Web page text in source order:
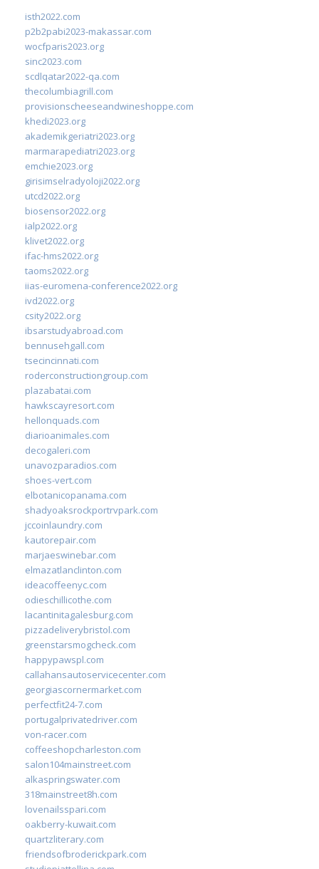
isth2022.com
p2b2pabi2023-makassar.com
wocfparis2023.org
sinc2023.com
scdlqatar2022-qa.com
thecolumbiagrill.com
provisionscheeseandwineshoppe.com
khedi2023.org
akademikgeriatri2023.org
marmarapediatri2023.org
emchie2023.org
girisimselradyoloji2022.org
utcd2022.org
biosensor2022.org
ialp2022.org
klivet2022.org
ifac-hms2022.org
taoms2022.org
iias-euromena-conference2022.org
ivd2022.org
csity2022.org
ibsarstudyabroad.com
bennusehgall.com
tsecincinnati.com
roderconstructiongroup.com
plazabatai.com
hawkscayresort.com
hellonquads.com
diarioanimales.com
decogaleri.com
unavozparadios.com
shoes-vert.com
elbotanicopanama.com
shadyoaksrockportrvpark.com
jccoinlaundry.com
kautorepair.com
marjaeswinebar.com
elmazatlanclinton.com
ideacoffeenyc.com
odieschillicothe.com
lacantinitagalesburg.com
pizzadeliverybristol.com
greenstarsmogcheck.com
happypawspl.com
callahansautoservicecenter.com
georgiascornermarket.com
perfectfit24-7.com
portugalprivatedriver.com
von-racer.com
coffeeshopcharleston.com
salon104mainstreet.com
alkaspringswater.com
318mainstreet8h.com
lovenailsspari.com
oakberry-kuwait.com
quartzliterary.com
friendsofbroderickpark.com